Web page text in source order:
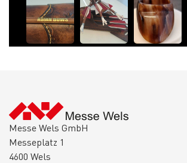
Messe Wels GmbH
Messeplatz 1
4600 Wels